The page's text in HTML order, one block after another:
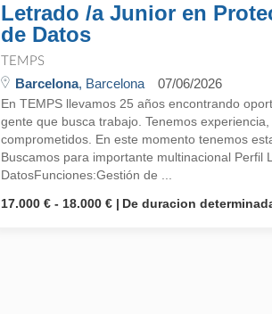
Letrado /a Junior en
de Datos
TEMPS
Barcelona, Barcelona 07/06/2026
En TEMPS llevamos 25 años encontrando
gente que busca trabajo. Tenemos
comprometidos. En este momento tenemos
Buscamos para importante multinacional Perfil
DatosFunciones:Gestión de ...
17.000 € - 18.000 €
De duracion